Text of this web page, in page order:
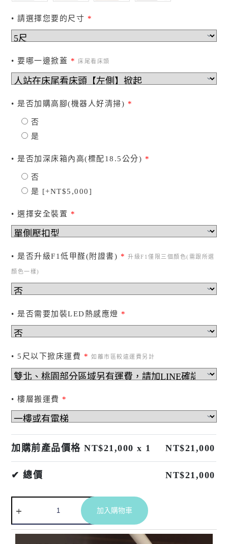
• 請選擇您要的尺寸 *
• 要哪一邊掀蓋 * 床尾看床頭
• 是否加購高腳(機器人好清掃) *
否
是
• 是否加深床箱內高(標配18.5公分) *
否
是 [+NT$5,000]
• 選擇安全裝置 *
• 是否升級F1低甲醛(附證書) * 升級F1僅限三個顏色(需跟所選
顏色一樣)
• 是否需要加裝LED熱感應燈 *
• 5尺以下掀床運費 * 如離市區較遠運費另計
• 樓層搬運費 *
加購前產品價格 NT$21,000 x 1 NT$21,000
✔ 總價 NT$21,000
加入購物車
t